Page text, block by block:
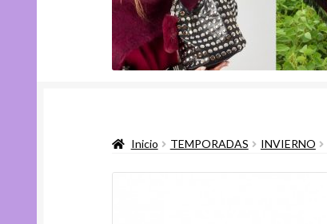
Inicio TEMPORADAS INVIERNO